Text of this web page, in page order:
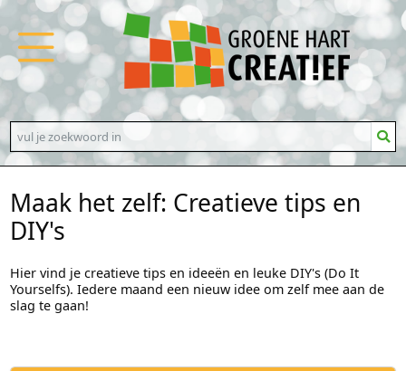
Maak het zelf: Creatieve tips en
DIY's
Hier vind je creatieve tips en ideeën en leuke DIY's (Do It
Yourselfs). Iedere maand een nieuw idee om zelf mee aan de
slag te gaan!